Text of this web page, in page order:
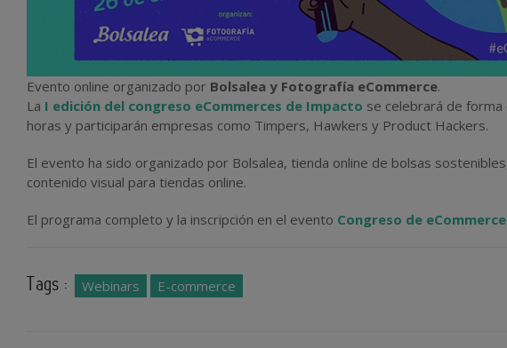
Evento online organizado por Bolsalea y Fotografía eCommerce.
La I edición del congreso eCommerces de Impacto se celebrará de
horas y participarán empresas como Timpers, Hawkers y Product Hackers.
El evento ha sido organizado por Bolsalea, tienda online de bolsas
contenido visual para tiendas online.
El programa completo y la inscripción en el evento Congreso de
Tags : Webinars E-commerce